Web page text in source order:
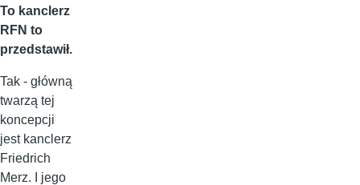
To kanclerz
RFN to
przedstawił.
Tak - główną
twarzą tej
koncepcji
jest kanclerz
Friedrich
Merz. I jego